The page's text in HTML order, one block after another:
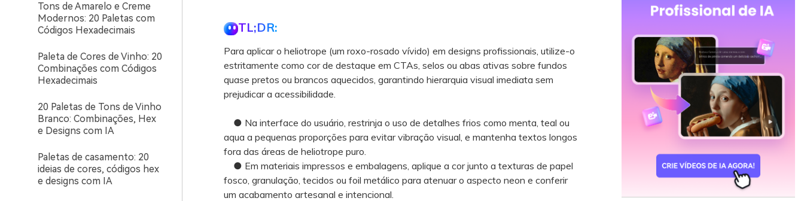
Tons de Amarelo e Creme
Modernos: 20 Paletas com
Códigos Hexadecimais
Paleta de Cores de Vinho: 20
Combinações com Códigos
Hexadecimais
20 Paletas de Tons de Vinho
Branco: Combinações, Hex
e Designs com IA
Paletas de casamento: 20
ideias de cores, códigos hex
e designs com IA
TL;DR:
Para aplicar o heliotrope (um roxo-rosado vívido) em designs profissionais, utilize-o
estritamente como cor de destaque em CTAs, selos ou abas ativas sobre fundos
quase pretos ou brancos aquecidos, garantindo hierarquia visual imediata sem
prejudicar a acessibilidade.
● Na interface do usuário, restrinja o uso de detalhes frios como menta, teal ou
aqua a pequenas proporções para evitar vibração visual, e mantenha textos longos
fora das áreas de heliotrope puro.
● Em materiais impressos e embalagens, aplique a cor junto a texturas de papel
fosco, granulação, tecidos ou foil metálico para atenuar o aspecto neon e conferir
um acabamento artesanal e intencional.